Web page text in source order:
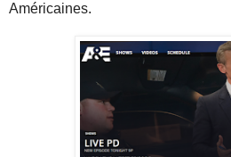
Américaines.